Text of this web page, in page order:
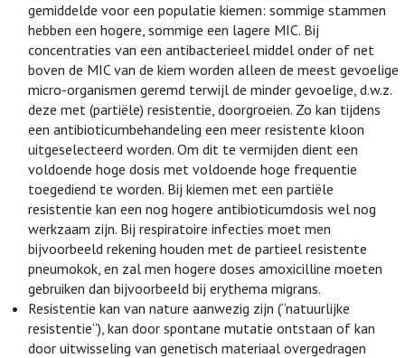
gemiddelde voor een populatie kiemen: sommige stammen
hebben een hogere, sommige een lagere MIC. Bij
concentraties van een antibacterieel middel onder of net
boven de MIC van de kiem worden alleen de meest gevoelige
micro-organismen geremd terwijl de minder gevoelige, d.w.z.
deze met (partiële) resistentie, doorgroeien. Zo kan tijdens
een antibioticumbehandeling een meer resistente kloon
uitgeselecteerd worden. Om dit te vermijden dient een
voldoende hoge dosis met voldoende hoge frequentie
toegediend te worden. Bij kiemen met een partiële
resistentie kan een nog hogere antibioticumdosis wel nog
werkzaam zijn. Bij respiratoire infecties moet men
bijvoorbeeld rekening houden met de partieel resistente
pneumokok, en zal men hogere doses amoxicilline moeten
gebruiken dan bijvoorbeeld bij erythema migrans.
Resistentie kan van nature aanwezig zijn (“natuurlijke
resistentie”), kan door spontane mutatie ontstaan of kan
door uitwisseling van genetisch materiaal overgedragen